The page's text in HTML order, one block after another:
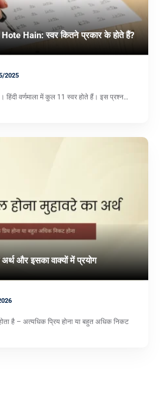
Hain: स्वर कितने प्रकार के होते हैं?
2025
हिंदी वर्णमाला में कुल 11 स्वर होते हैं। इस प्रश्न…
अर्थ और इसका वाक्यों में प्रयोग
है – अत्यधिक प्रिय होना या बहुत अधिक निकट